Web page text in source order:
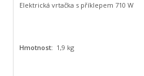
Elektrická vrtačka s příklepem 710 W
Hmotnost: 1,9 kg